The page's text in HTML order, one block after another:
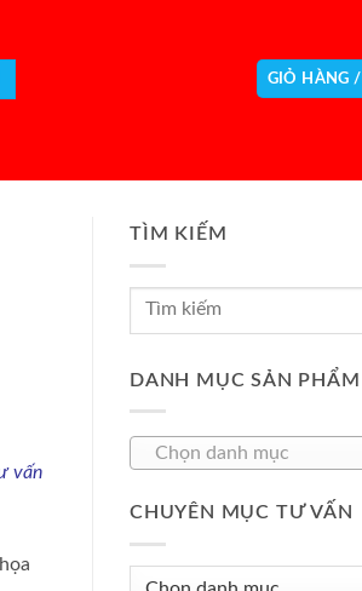
GIỎ HÀNG /
vấn
TÌM KIẾM
DANH MỤC SẢN PHẨM
Chọn danh mục
CHUYÊN MỤC TƯ VẤN
Chuyên